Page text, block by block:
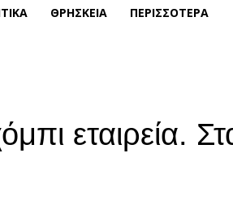
ΘΡΗΣΚΕΙΑ ΠΕΡΙΣΣΟΤΕΡΑ
εταιρεία.